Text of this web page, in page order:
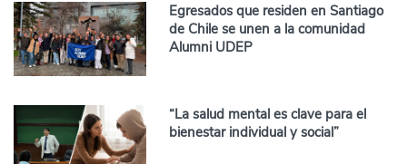
Egresados que residen en Santiago
de Chile se unen a la comunidad
Alumni UDEP
“La salud mental es clave para el
bienestar individual y social”